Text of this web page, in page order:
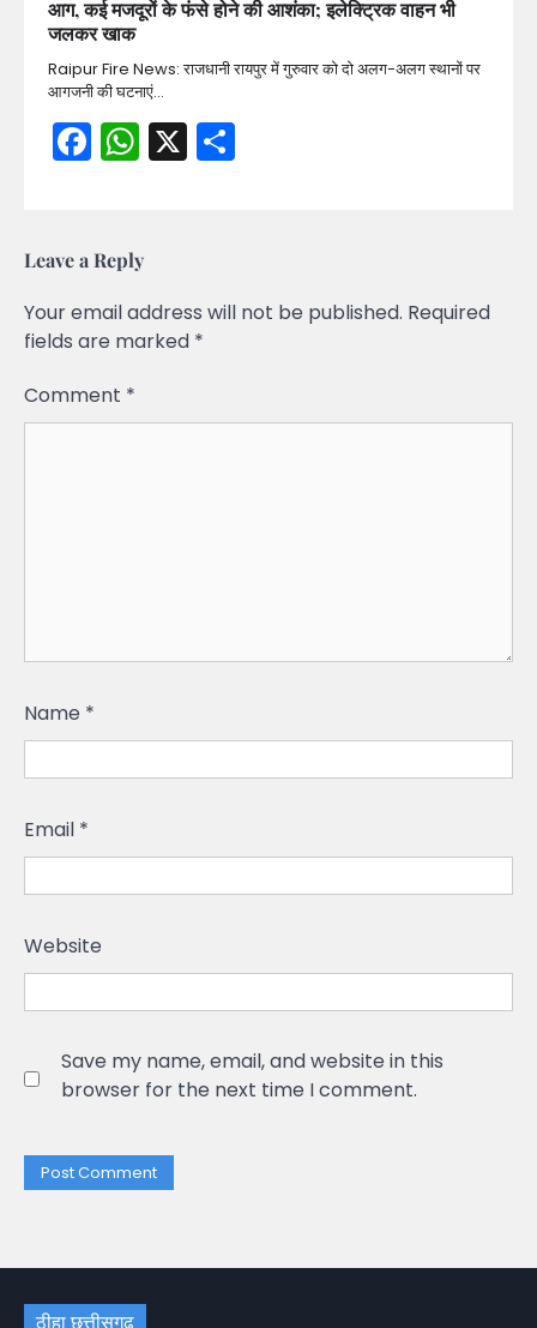
आग, कई मजदूरों के फंसे होने की आशंका; इलेक्ट्रिक वाहन भी
जलकर खाक
Raipur Fire News: राजधानी रायपुर में गुरुवार को दो अलग-अलग स्थानों पर
आगजनी की घटनाएं…
Facebook
WhatsApp
X
Leave a Reply
Your email address will not be published. Required
fields are marked *
Comment *
Name *
Email *
Website
Save my name, email, and website in this
browser for the next time I comment.
ठीहा छत्तीसगढ़